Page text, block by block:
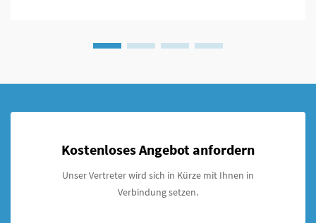
Kostenloses Angebot anfordern
Unser Vertreter wird sich in Kürze mit Ihnen in
Verbindung setzen.